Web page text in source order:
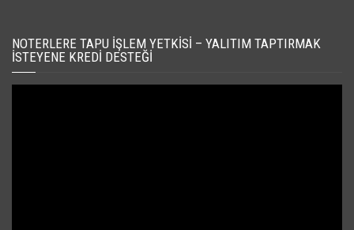
NOTERLERE TAPU İŞLEM YETKISI – YALITIM TAPTIRMAK
İSTEYENE KREDI DESTEĞI